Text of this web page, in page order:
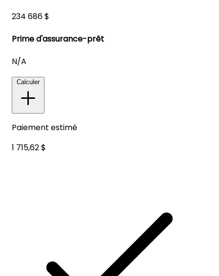
234 686 $
Prime d'assurance-prêt
N/A
Calculer
Paiement estimé
1 715,62 $